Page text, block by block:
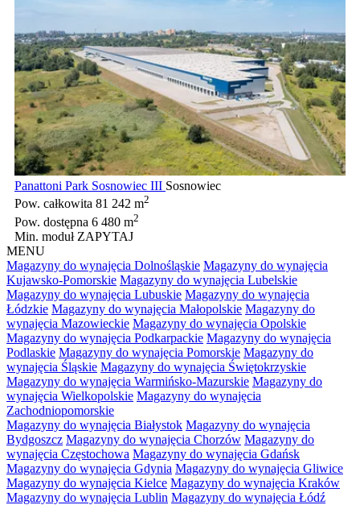
Panattoni Park Sosnowiec III Sosnowiec
Pow. całkowita 81 242 m2
Pow. dostępna 6 480 m2
Min. moduł ZAPYTAJ
MENU
Magazyny do wynajęcia Dolnośląskie Magazyny do wynajęcia
Kujawsko-Pomorskie Magazyny do wynajęcia Lubelskie
Magazyny do wynajęcia Lubuskie Magazyny do wynajęcia
Łódzkie Magazyny do wynajęcia Małopolskie Magazyny do
wynajęcia Mazowieckie Magazyny do wynajęcia Opolskie
Magazyny do wynajęcia Podkarpackie Magazyny do wynajęcia
Podlaskie Magazyny do wynajęcia Pomorskie Magazyny do
wynajęcia Śląskie Magazyny do wynajęcia Świętokrzyskie
Magazyny do wynajęcia Warmińsko-Mazurskie Magazyny do
wynajęcia Wielkopolskie Magazyny do wynajęcia
Zachodniopomorskie
Magazyny do wynajęcia Białystok Magazyny do wynajęcia
Bydgoszcz Magazyny do wynajęcia Chorzów Magazyny do
wynajęcia Częstochowa Magazyny do wynajęcia Gdańsk
Magazyny do wynajęcia Gdynia Magazyny do wynajęcia Gliwice
Magazyny do wynajęcia Kielce Magazyny do wynajęcia Kraków
Magazyny do wynajęcia Lublin Magazyny do wynajęcia Łódź